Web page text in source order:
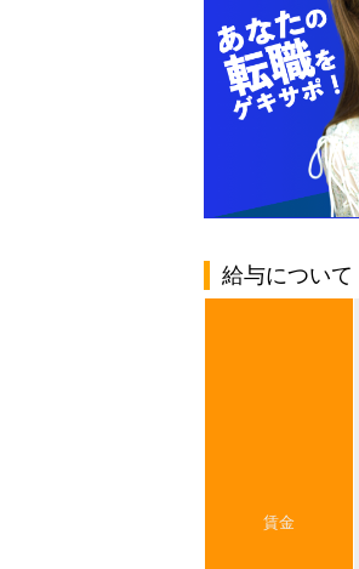
給与について
賃金